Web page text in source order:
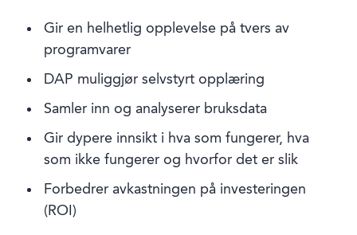
Gir en helhetlig opplevelse på tvers av
programvarer
DAP muliggjør selvstyrt opplæring
Samler inn og analyserer bruksdata
Gir dypere innsikt i hva som fungerer, hva
som ikke fungerer og hvorfor det er slik
Forbedrer avkastningen på investeringen
(ROI)